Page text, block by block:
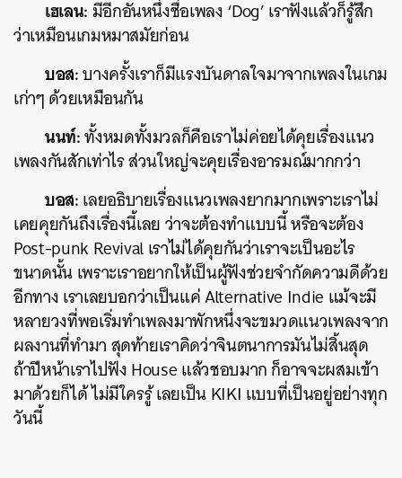
เฮเลน:มีอีกอันหนึ่งชื่อเพลง ‘Dog’ เราฟังแล้วก็รู้สึก
ว่าเหมือนเกมหมาสมัยก่อน
บอส:บางครั้งเราก็มีแรงบันดาลใจมาจากเพลงในเกม
เก่าๆ ด้วยเหมือนกัน
นนท์:ทั้งหมดทั้งมวลก็คือเราไม่ค่อยได้คุยเรื่องแนว
เพลงกันสักเท่าไร ส่วนใหญ่จะคุยเรื่องอารมณ์มากกว่า
บอส:เลยอธิบายเรื่องแนวเพลงยากมากเพราะเราไม่
เคยคุยกันถึงเรื่องนี้เลย ว่าจะต้องทำแบบนี้ หรือจะต้อง
Post-punk Revival เราไม่ได้คุยกันว่าเราจะเป็นอะไร
ขนาดนั้น เพราะเราอยากให้เป็นผู้ฟังช่วยจำกัดความดีด้วย
อีกทาง เราเลยบอกว่าเป็นแค่Alternative Indie แม้จะมี
หลายวงที่พอเริ่มทำเพลงมาพักหนึ่งจะขมวดแนวเพลงจาก
ผลงานที่ทำมา สุดท้ายเราคิดว่าจินตนาการมันไม่สิ้นสุด
ถ้าปีหน้าเราไปฟัง House แล้วชอบมาก ก็อาจจะผสมเข้า
มาด้วยก็ได้ ไม่มีใครรู้ เลยเป็น KIKI แบบที่เป็นอยู่อย่างทุก
วันนี้
ค้นหา
SHARE TWEET LINE EMAIL